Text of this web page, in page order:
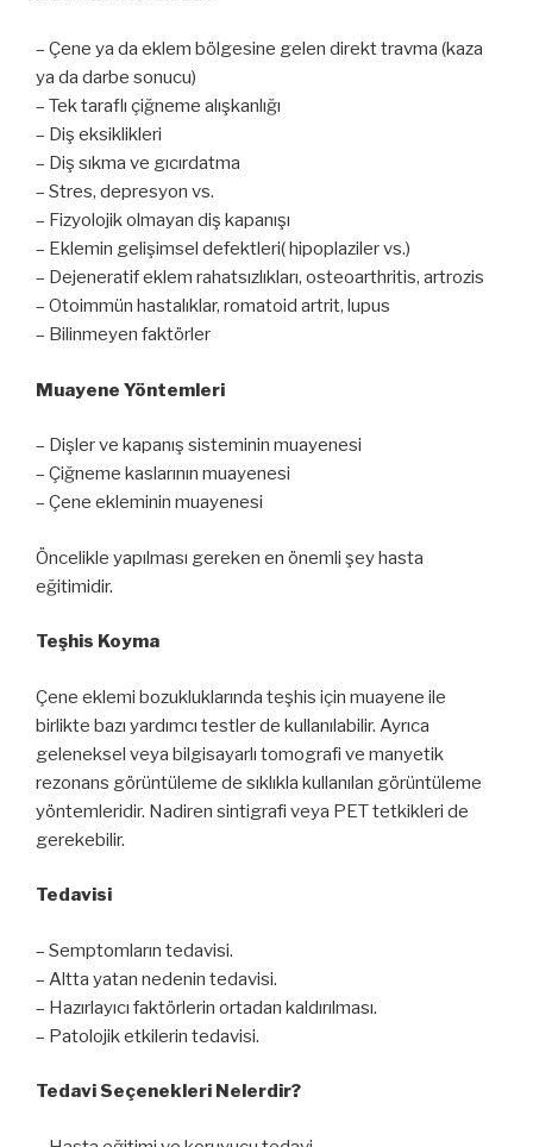
– Çene ya da eklem bölgesine gelen direkt travma (kaza
ya da darbe sonucu)
– Tek taraflı çiğneme alışkanlığı
– Diş eksiklikleri
– Diş sıkma ve gıcırdatma
– Stres, depresyon vs.
– Fizyolojik olmayan diş kapanışı
– Eklemin gelişimsel defektleri( hipoplaziler vs.)
– Dejeneratif eklem rahatsızlıkları, osteoarthritis, artrozis
– Otoimmün hastalıklar, romatoid artrit, lupus
– Bilinmeyen faktörler
Muayene Yöntemleri
– Dişler ve kapanış sisteminin muayenesi
– Çiğneme kaslarının muayenesi
– Çene ekleminin muayenesi
Öncelikle yapılması gereken en önemli şey hasta
eğitimidir.
Teşhis Koyma
Çene eklemi bozukluklarında teşhis için muayene ile
birlikte bazı yardımcı testler de kullanılabilir. Ayrıca
geleneksel veya bilgisayarlı tomografi ve manyetik
rezonans görüntüleme de sıklıkla kullanılan görüntüleme
yöntemleridir. Nadiren sintigrafi veya PET tetkikleri de
gerekebilir.
Tedavisi
– Semptomların tedavisi.
– Altta yatan nedenin tedavisi.
– Hazırlayıcı faktörlerin ortadan kaldırılması.
– Patolojik etkilerin tedavisi.
Tedavi Seçenekleri Nelerdir?